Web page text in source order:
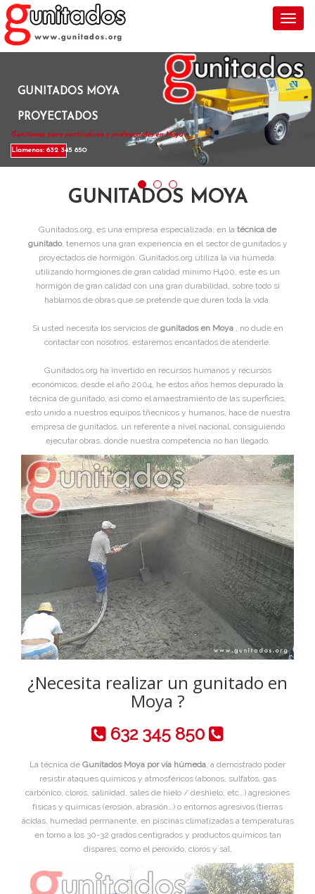
GUNITADOS MOYA
PROYECTADOS
Gunitamos para particulares y profesionales en Moya .
Llamenos: 632 345 850
GUNITADOS MOYA
Gunitados.org, es una empresa especializada, en la técnica de
gunitado, tenemos una gran experiencia en el sector de gunitados y
proyectados de hormigón. Gunitados.org utiliza la vía húmeda,
utilizando hormgiones de gran calidad mínimo H400, este es un
hormigón de gran calidad con una gran durabilidad, sobre todo si
hablamos de obras que se pretende que duren toda la vida.
Si usted necesita los servicios de gunitados en Moya , no dude en
contactar con nosotros, estaremos encantados de atenderle.
Gunitados.org ha invertido en recursos humanos y recursos
económicos, desde el año 2004, he estos años hemos depurado la
técnica de gunitado, asi como el amaestramiento de las superficies,
esto unido a nuestros equipos tñecnicos y humanos, hace de nuestra
empresa de gunitados, un referente a nivel nacional, consiguiendo
ejecutar obras, donde nuestra competencia no han llegado.
¿Necesita realizar un gunitado en
Moya ?
632 345 850
La técnica de Gunitados Moya por vía húmeda, a demostrado poder
resistir ataques químicos y atmosféricos (abonos, sulfatos, gas
carbónico, cloros, salinidad, sales de hielo / deshielo, etc…) agresiones
físicas y químicas (erosión, abrasión…) o entornos agresivos (tierras
ácidas, humedad permanente, en piscinas climatizadas a temperaturas
en torno a los 30-32 grados centigrados y productos químicos tan
dispares, como el peroxido, cloros y sal.